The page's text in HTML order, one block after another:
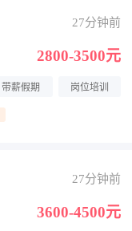
27分钟前
2800-3500元
带薪假期 岗位培训
27分钟前
3600-4500元